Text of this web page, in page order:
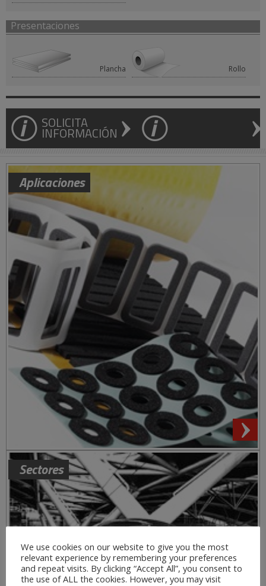
Presentaciones
Plancha Rollo
SOLICITA
INFORMACIÓN
Aplicaciones
Sectores
We use cookies on our website to give you the most
relevant experience by remembering your preferences
and repeat visits. By clicking “Accept All”, you consent to
the use of ALL the cookies. However, you may visit